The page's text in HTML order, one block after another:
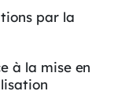
par la
à la mise en